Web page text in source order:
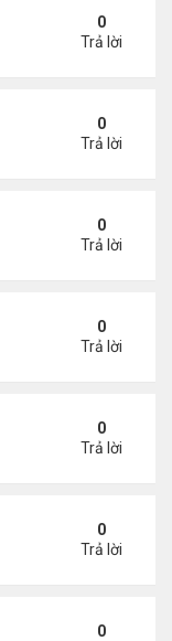
muốn chuyển 10
0
Trả lời
Iran 'mềm
0
Trả lời
đẹp'
0
Trả lời
hậu xung đột
0
Trả lời
hội để dập lửa
0
Trả lời
với vụ ném bom
0
Trả lời
thỏa thuận ngừng
0